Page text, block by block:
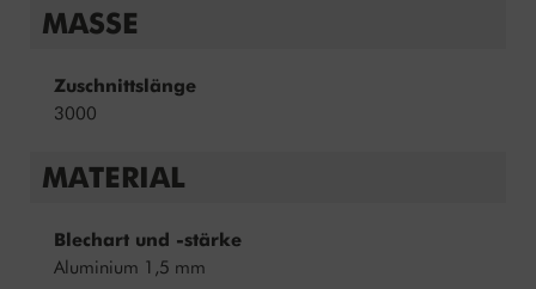
MASSE
Zuschnittslänge
3000
MATERIAL
Blechart und -stärke
Aluminium 1,5 mm